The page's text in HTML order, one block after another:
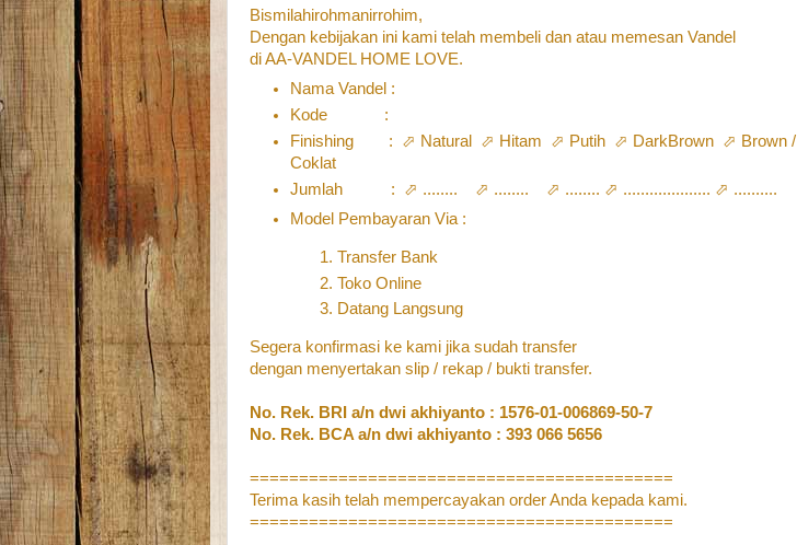
Bismilahirohmanirrohim,
Dengan kebijakan ini kami telah membeli dan atau memesan Vandel
di AA-VANDEL HOME LOVE.
Nama Vandel :
Kode :
Finishing : ⬀ Natural ⬀ Hitam ⬀ Putih ⬀ DarkBrown ⬀ Brown /
Coklat
Jumlah : ⬀ ........ ⬀ ........ ⬀ ........ ⬀ .................... ⬀ ..........
Model Pembayaran Via :
Transfer Bank
Toko Online
Datang Langsung
Segera konfirmasi ke kami jika sudah transfer
dengan menyertakan slip / rekap / bukti transfer.
No. Rek. BRI a/n dwi akhiyanto : 1576-01-006869-50-7
No. Rek. BCA a/n dwi akhiyanto : 393 066 5656
===========================================
Terima kasih telah mempercayakan order Anda kepada kami.
===========================================